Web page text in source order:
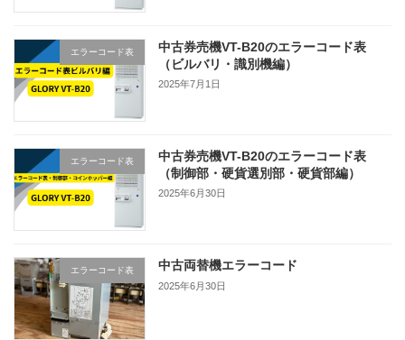
エラーコード表
中古券売機VT-B20のエラーコード表
（ビルバリ・識別機編）
2025年7月1日
エラーコード表
中古券売機VT-B20のエラーコード表
（制御部・硬貨選別部・硬貨部編）
2025年6月30日
エラーコード表 中古両替機エラーコード
2025年6月30日